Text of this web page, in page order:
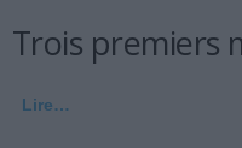
Trois premiers
Lire…